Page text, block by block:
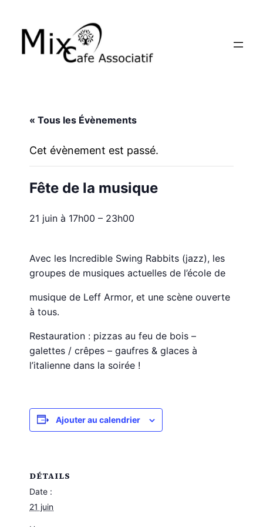
« Tous les Évènements
Cet évènement est passé.
Fête de la musique
21 juin à 17h00 – 23h00
Avec les Incredible Swing Rabbits (jazz), les
groupes de musiques actuelles de l’école de
musique de Leff Armor, et une scène ouverte
à tous.
Restauration : pizzas au feu de bois –
galettes / crêpes – gaufres & glaces à
l’italienne dans la soirée !
Ajouter au calendrier
DÉTAILS
Date :
21 juin